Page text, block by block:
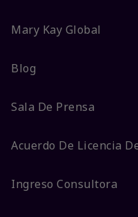
Mary Kay Global
Blog
Sala De Prensa
Acuerdo De Licencia
Ingreso Consultora